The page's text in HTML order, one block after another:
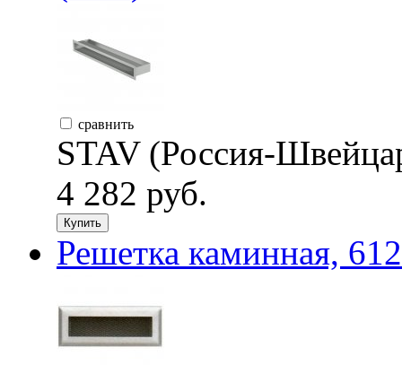
сравнить
STAV (Россия-
4 282 руб.
Купить
Решетка каминная,